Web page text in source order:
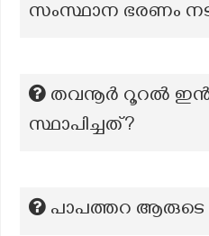
സംസ്ഥാന ഭരണം
തവനൂർ റൂറൽ
സ്ഥാപിച്ചത്?
പാപത്തറ